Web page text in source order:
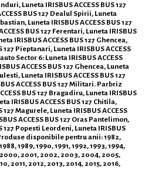
Luneta IRISBUS ACCESS BUS 127
BUS 127 Dealul Spirii, Luneta
Luneta IRISBUS ACCESS BUS 127
BUS 127 Ferentari, Luneta IRISBUS
IRISBUS ACCESS BUS 127 Ghencea,
127 Pieptanari, Luneta IRISBUS ACCESS
Sector 6: Luneta IRISBUS ACCESS
ACCESS BUS 127 Ghencea, Luneta
Luneta IRISBUS ACCESS BUS 127
ACCESS BUS 127 Militari. Parbriz
BUS 127 Bragadiru, Luneta IRISBUS
IRISBUS ACCESS BUS 127 Chitila,
127 Magurele, Luneta IRISBUS ACCESS
ACCESS BUS 127 Oras Pantelimon,
127 Popesti Leordeni, Luneta IRISBUS
disponibile pentru anii: 1982,
1989, 1990, 1991, 1992, 1993, 1994,
2000, 2001, 2002, 2003, 2004, 2005,
2011, 2012, 2013, 2014, 2015, 2016,